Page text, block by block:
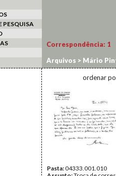
PESQUISA
Correspondência: 1
Arquivos > Mário
ordenar
Pasta:04333.001.010